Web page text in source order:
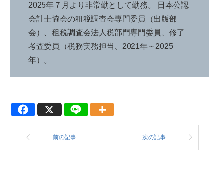
2025年７月より非常勤として勤務。 日本公認
会計士協会の租税調査会専門委員（出版部
会）、租税調査会法人税部門専門委員、修了
考査委員（税務実務担当、2021年～2025
年）。
前の記事 次の記事